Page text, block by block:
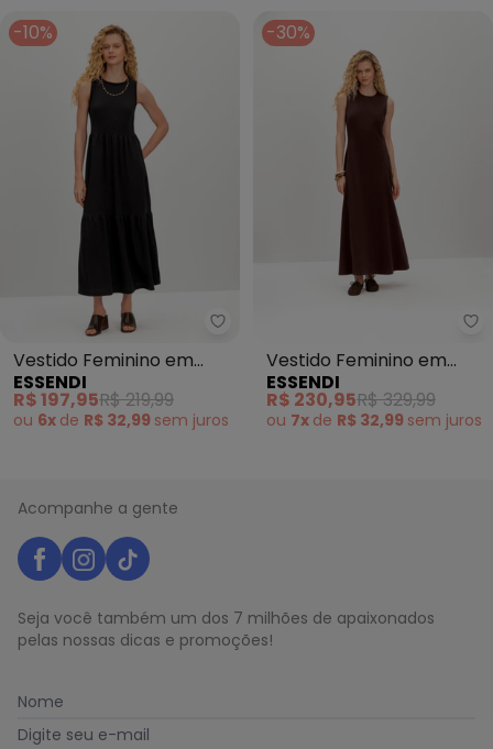
-10%
Essendi - Vestido Feminino em
Vestido Feminino em
Ribana (Preto)
ESSENDI
R$ 197,95R$ 219,99
ou 6x de R$ 32,99 sem juros
-30%
Vestido Feminino em
Alfaiataria (Marrom)
ESSENDI
R$ 230,95R$ 329,99
ou 7x de R$ 32,99 sem juros
Acompanhe a gente
Seja você também um dos 7 milhões de apaixonados
pelas nossas dicas e promoções!
Nome
Digite seu e-mail